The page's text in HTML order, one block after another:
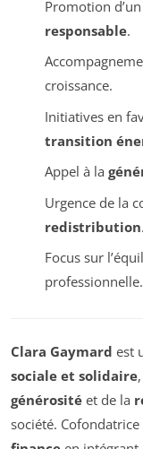
Promotion
responsable.
croissance.
Initiatives en
transition
Appel à la
Urgence de la
redistribution.
Focus sur
professionnelle.
Clara Gaymard est
sociale et solidaire
générosité et de la
société. Cofondatrice